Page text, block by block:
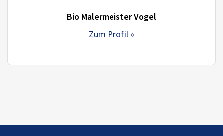
Bio Malermeister Vogel
Zum Profil »